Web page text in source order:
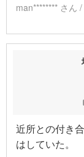
man******** さん
近所との付き
はしていた。